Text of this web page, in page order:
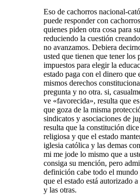
Eso de cachorros nacional-
puede responder con
quienes piden otra cosa para
reduciendo la cuestión
no avanzamos. Debiera
usted que tienen que tener los
impuestos para elegir la
estado paga con el dinero que
mismos derechos
pregunta y no otra. si,
ve «favorecida», resulta que
que goza de la misma
sindicatos y asociaciones de
resulta que la constitución
religiosa y que el estado
iglesia católica y las demas
mi me jode lo mismo que a
consiga su mención, pero
definición cabe todo el mundo
que el estado está autorizado
y las otras.